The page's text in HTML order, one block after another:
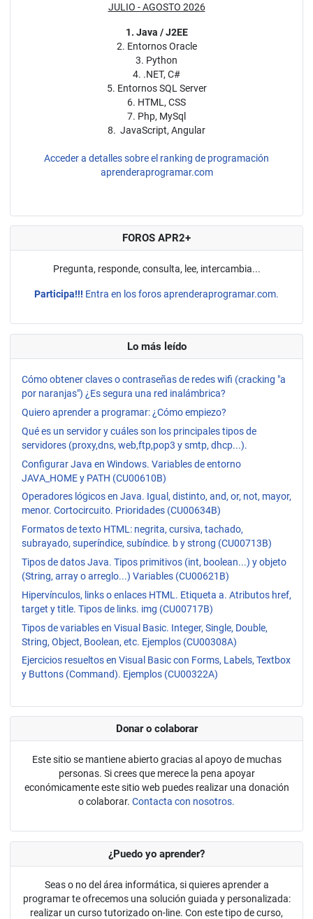
JULIO - AGOSTO 2026
1. Java / J2EE
2. Entornos Oracle
3. Python
4. .NET, C#
5. Entornos SQL Server
6. HTML, CSS
7. Php, MySql
8. JavaScript, Angular
Acceder a detalles sobre el ranking de programación
aprenderaprogramar.com
FOROS APR2+
Pregunta, responde, consulta, lee, intercambia...
Participa!!! Entra en los foros aprenderaprogramar.com.
Lo más leído
Cómo obtener claves o contraseñas de redes wifi (cracking "a
por naranjas") ¿Es segura una red inalámbrica?
Quiero aprender a programar: ¿Cómo empiezo?
Qué es un servidor y cuáles son los principales tipos de
servidores (proxy,dns, web,ftp,pop3 y smtp, dhcp...).
Configurar Java en Windows. Variables de entorno
JAVA_HOME y PATH (CU00610B)
Operadores lógicos en Java. Igual, distinto, and, or, not, mayor,
menor. Cortocircuito. Prioridades (CU00634B)
Formatos de texto HTML: negrita, cursiva, tachado,
subrayado, superíndice, subíndice. b y strong (CU00713B)
Tipos de datos Java. Tipos primitivos (int, boolean...) y objeto
(String, array o arreglo...) Variables (CU00621B)
Hipervínculos, links o enlaces HTML. Etiqueta a. Atributos href,
target y title. Tipos de links. img (CU00717B)
Tipos de variables en Visual Basic. Integer, Single, Double,
String, Object, Boolean, etc. Ejemplos (CU00308A)
Ejercicios resueltos en Visual Basic con Forms, Labels, Textbox
y Buttons (Command). Ejemplos (CU00322A)
Donar o colaborar
Este sitio se mantiene abierto gracias al apoyo de muchas
personas. Si crees que merece la pena apoyar
económicamente este sitio web puedes realizar una donación
o colaborar. Contacta con nosotros.
¿Puedo yo aprender?
Seas o no del área informática, si quieres aprender a
programar te ofrecemos una solución guiada y personalizada:
realizar un curso tutorizado on-line. Con este tipo de curso,